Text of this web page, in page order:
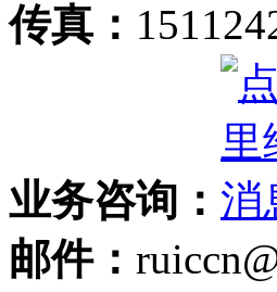
传真：
业务咨询：
邮件：